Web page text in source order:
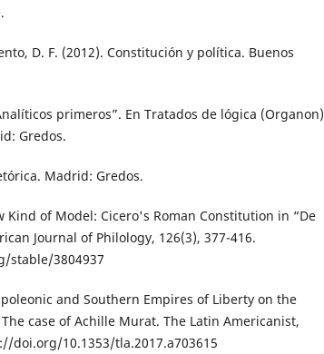
D. F. (2012). Constitución y política. Buenos
primeros”. En Tratados de lógica (Organon)
Gredos.
Madrid: Gredos.
Kind of Model: Cicero's Roman Constitution in “De
Journal of Philology, 126(3), 377-416.
stable/3804937
and Southern Empires of Liberty on the
case of Achille Murat. The Latin Americanist,
doi.org/10.1353/tla.2017.a703615